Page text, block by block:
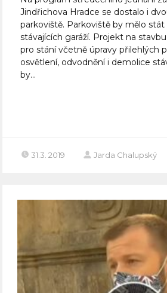
Jindřichova Hradce se dostalo i
parkoviště. Parkoviště by mělo
stávajících garáží. Projekt na
pro stání včetně úpravy přilehlých
osvětlení, odvodnění i demolice
by...
31.3. 2019 Jarda Chalupský